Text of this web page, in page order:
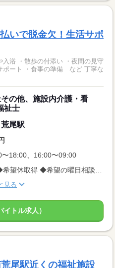
いで脱金欠！生活サポ
浴 ・散歩の付添い ・夜間の見守
ポート ・食事の準備 など 丁寧な
の他、施設内介護・看
祉士
尾駅
18:00、16:00〜09:00
週3〜5日の希望シフト制 ◆希望休取得 ◆希望の曜日相談OK
見る
イトル求人）
尾駅近くの福祉施設